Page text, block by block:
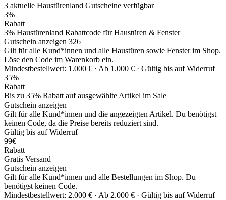
3 aktuelle Haustürenland Gutscheine verfügbar
3%
Rabatt
3% Haustürenland Rabattcode für Haustüren & Fenster
Gutschein anzeigen 326
Gilt für alle Kund*innen und alle Haustüren sowie Fenster im Shop.
Löse den Code im Warenkorb ein.
Mindestbestellwert: 1.000 € · Ab 1.000 € · Gültig bis auf Widerruf
35%
Rabatt
Bis zu 35% Rabatt auf ausgewählte Artikel im Sale
Gutschein anzeigen
Gilt für alle Kund*innen und die angezeigten Artikel. Du benötigst
keinen Code, da die Preise bereits reduziert sind.
Gültig bis auf Widerruf
99€
Rabatt
Gratis Versand
Gutschein anzeigen
Gilt für alle Kund*innen und alle Bestellungen im Shop. Du
benötigst keinen Code.
Mindestbestellwert: 2.000 € · Ab 2.000 € · Gültig bis auf Widerruf